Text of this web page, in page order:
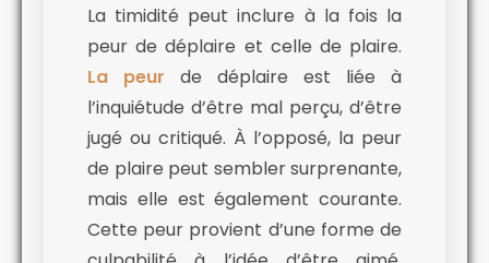
La timidité peut inclure à la fois la
peur de déplaire et celle de plaire.
La peur de déplaire est liée à
l’inquiétude d’être mal perçu, d’être
jugé ou critiqué. À l’opposé, la peur
de plaire peut sembler surprenante,
mais elle est également courante.
Cette peur provient d’une forme de